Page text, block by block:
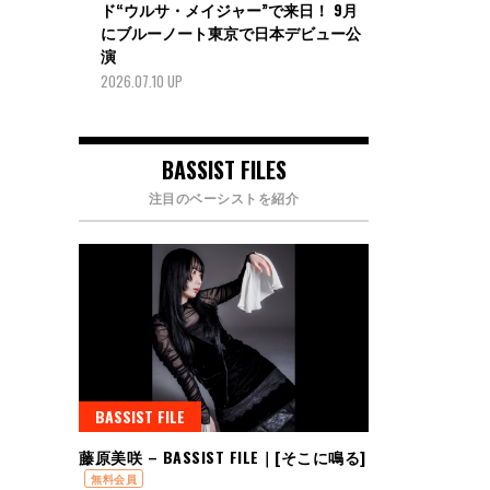
ド“ウルサ・メイジャー”で来日！ 9月
にブルーノート東京で日本デビュー公
演
2026.07.10 UP
BASSIST FILES
注目のベーシストを紹介
BASSIST FILE
藤原美咲 – BASSIST FILE｜[そこに鳴る]
無料会員